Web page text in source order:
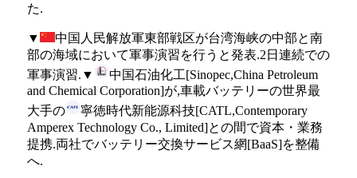
た.
▼
中国人民解放軍東部戦区が台湾海峡の中部と南
部の海域において軍事演習を行うと発表.2日連続での
軍事演習.▼
中国石油化工[Sinopec,China Petroleum
and Chemical Corporation]が,車載バッテリーの世界最
大手の
寧徳時代新能源科技[CATL,Contemporary
Amperex Technology Co., Limited]との間で資本・業務
提携.両社でバッテリー交換サービス網[BaaS]を整備
へ.